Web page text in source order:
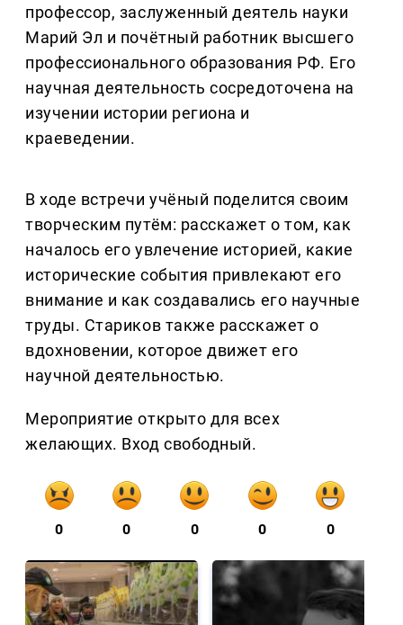
профессор, заслуженный деятель науки
Марий Эл и почётный работник высшего
профессионального образования РФ. Его
научная деятельность сосредоточена на
изучении истории региона и
краеведении.
В ходе встречи учёный поделится своим
творческим путём: расскажет о том, как
началось его увлечение историей, какие
исторические события привлекают его
внимание и как создавались его научные
труды. Стариков также расскажет о
вдохновении, которое движет его
научной деятельностью.
Мероприятие открыто для всех
желающих. Вход свободный.
0 0 0 0 0